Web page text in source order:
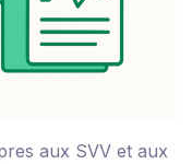
aux SVV et aux